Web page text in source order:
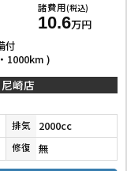
諸費用(税込)
10.6万円
付
1000km )
尼崎店
排気 2000cc
修復 無